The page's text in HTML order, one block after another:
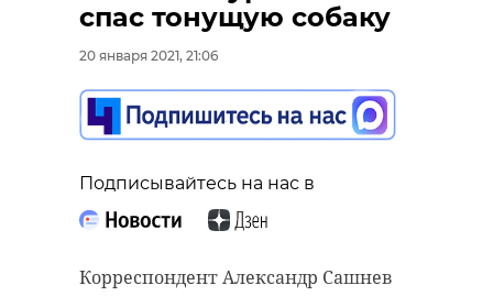
спас тонущую собаку
20 января 2021, 21:06
Подписывайтесь на нас в
Корреспондент Александр Сашнев